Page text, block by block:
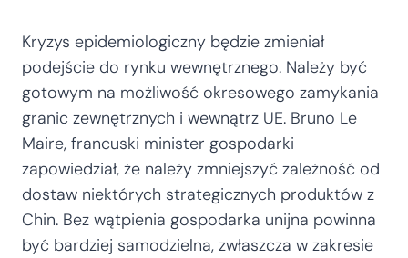
Kryzys epidemiologiczny będzie zmieniał
podejście do rynku wewnętrznego. Należy być
gotowym na możliwość okresowego zamykania
granic zewnętrznych i wewnątrz UE. Bruno Le
Maire, francuski minister gospodarki
zapowiedział, że należy zmniejszyć zależność od
dostaw niektórych strategicznych produktów z
Chin. Bez wątpienia gospodarka unijna powinna
być bardziej samodzielna, zwłaszcza w zakresie